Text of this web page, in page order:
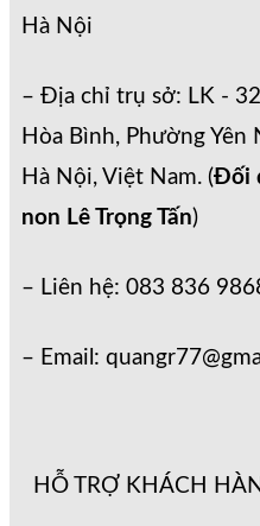
Hà Nội
– Địa chỉ trụ sở: LK -
Hòa Bình, Phường
Hà Nội, Việt Nam. (Đối
non Lê Trọng Tấn)
– Liên hệ: 083 836
– Email:
HỖ TRỢ KHÁCH